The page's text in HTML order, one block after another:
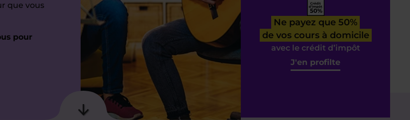
que vous
pour
Ne payez que 50%
de vos cours à domicile
avec le crédit d’impôt
J'en profilte